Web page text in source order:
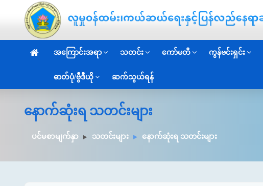
အကြောင်းအရာ သတင်း ကော်မတီ ကွန်ဗင်းရှင်း
ဓာတ်ပုံ/ဗွီဒီယို ဆက်သွယ်ရန်
နောက်ဆုံးရ သတင်းများ
ပင်မစာမျက်နှာ သတင်းများ နောက်ဆုံးရ သတင်းများ